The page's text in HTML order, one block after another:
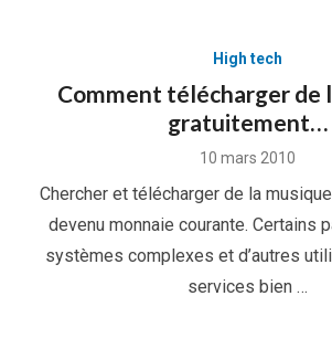
High tech
Comment télécharger de
gratuitement…
Posted
10 mars 2010
Chercher et télécharger de la
devenu monnaie courante. Certains
systèmes complexes et d’autres
services bien …